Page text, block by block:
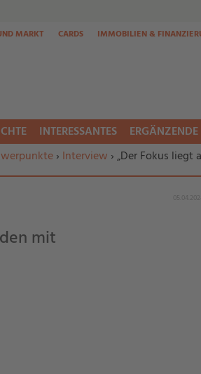
MARKT CARDS IMMOBILIEN &
› Interview › „Der Fokus
mit
INTERESSANTES